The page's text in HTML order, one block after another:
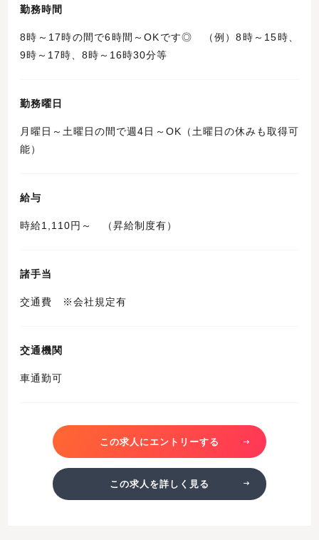
勤務時間
8時～17時の間で6時間～OKです◎ （例）8時～15時、
9時～17時、8時～16時30分等
勤務曜日
月曜日～土曜日の間で週4日～OK（土曜日の休みも取得可
能）
給与
時給1,110円～ （昇給制度有）
諸手当
交通費 ※会社規定有
交通機関
車通勤可
この求人にエントリーする
この求人を詳しく見る